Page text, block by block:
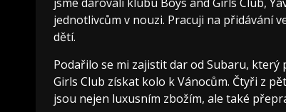
jednotlivcům v nouzi. Pracuji na přidávání
dětí.
Podařilo se mi zajistit dar od Subaru, který
Girls Club získat kolo k Vánocům. Čtyři z
jsou nejen luxusním zbožím, ale také